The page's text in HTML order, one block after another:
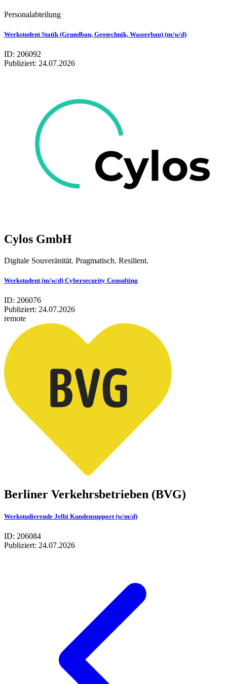
Personalabteilung
Werkstudent Statik (Grundbau, Geotechnik, Wasserbau) (m/w/d)
ID: 206092
Publiziert: 24.07.2026
Cylos GmbH
Digitale Souveränität. Pragmatisch. Resilient.
Werkstudent (m/w/d) Cybersecurity Consulting
ID: 206076
Publiziert: 24.07.2026
remote
Berliner Verkehrsbetrieben (BVG)
Werkstudierende Jelbi Kundensupport (w/m/d)
ID: 206084
Publiziert: 24.07.2026